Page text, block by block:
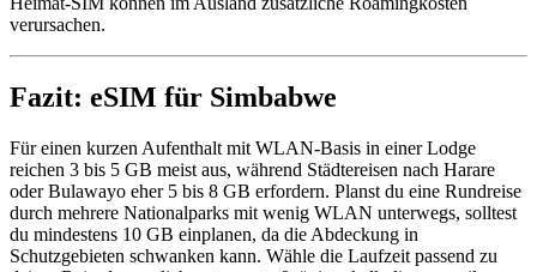
verursachen.
Fazit: eSIM für Simbabwe
Für einen kurzen Aufenthalt mit WLAN-Basis in einer Lodge
reichen 3 bis 5 GB meist aus, während Städtereisen nach Harare
oder Bulawayo eher 5 bis 8 GB erfordern. Planst du eine Rundreise
durch mehrere Nationalparks mit wenig WLAN unterwegs, solltest
du mindestens 10 GB einplanen, da die Abdeckung in
Schutzgebieten schwanken kann. Wähle die Laufzeit passend zu